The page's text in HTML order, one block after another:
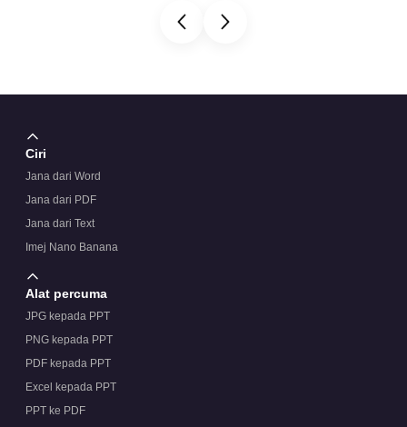
Ciri
Jana dari Word
Jana dari PDF
Jana dari Text
Imej Nano Banana
Alat percuma
JPG kepada PPT
PNG kepada PPT
PDF kepada PPT
Excel kepada PPT
PPT ke PDF